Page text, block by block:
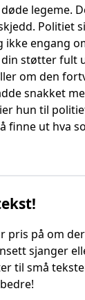
legeme.
Politiet
ikke engang
din støtter fult
om den
snakket
hun til
finne ut hva
pris på om
sjanger
til små